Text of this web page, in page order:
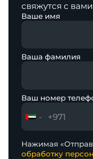
свяжутся с
Ваше имя
Ваша фамилия
Ваш номер
Нажимая
обработку